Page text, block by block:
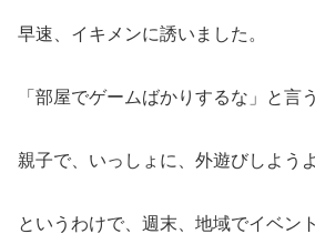
早速、イキメンに誘いました。
「部屋でゲームばかりするな」と言
親子で、いっしょに、外遊びしよう
というわけで、週末、地域でイベン